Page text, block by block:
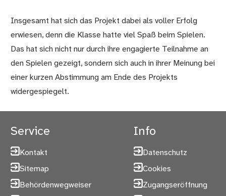
Insgesamt hat sich das Projekt dabei als voller Erfolg
erwiesen, denn die Klasse hatte viel Spaß beim Spielen.
Das hat sich nicht nur durch ihre engagierte Teilnahme an
den Spielen gezeigt, sondern sich auch in ihrer Meinung bei
einer kurzen Abstimmung am Ende des Projekts
widergespiegelt.
Service
Kontakt
Sitemap
Behördenwegweiser
Info
Datenschutz
Cookies
Zugangseröffnung